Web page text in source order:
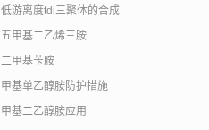
低游离度tdi三聚体的合成
五甲基二乙烯三胺
二甲基苄胺
甲基单乙醇胺防护措施
甲基二乙醇胺应用